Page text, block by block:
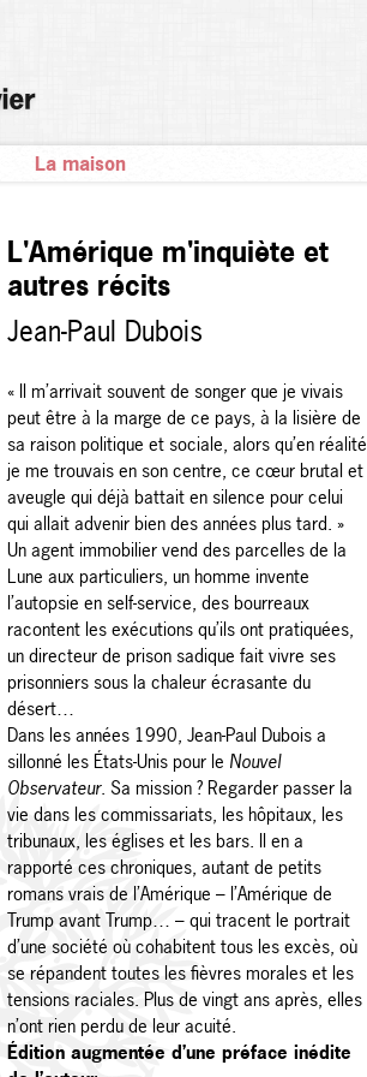
La maison
L'Amérique m'inquiète et
autres récits
Jean-Paul Dubois
« Il m’arrivait souvent de songer que je vivais
peut être à la marge de ce pays, à la lisière de
sa raison politique et sociale, alors qu’en réalité
je me trouvais en son centre, ce cœur brutal et
aveugle qui déjà battait en silence pour celui
qui allait advenir bien des années plus tard. »
Un agent immobilier vend des parcelles de la
Lune aux particuliers, un homme invente
l’autopsie en self-service, des bourreaux
racontent les exécutions qu’ils ont pratiquées,
un directeur de prison sadique fait vivre ses
prisonniers sous la chaleur écrasante du
désert…
Dans les années 1990, Jean-Paul Dubois a
sillonné les États-Unis pour le Nouvel
Observateur. Sa mission ? Regarder passer la
vie dans les commissariats, les hôpitaux, les
tribunaux, les églises et les bars. Il en a
rapporté ces chroniques, autant de petits
romans vrais de l’Amérique – l’Amérique de
Trump avant Trump… – qui tracent le portrait
d’une société où cohabitent tous les excès, où
se répandent toutes les fièvres morales et les
tensions raciales. Plus de vingt ans après, elles
n’ont rien perdu de leur acuité.
Édition augmentée d’une préface inédite